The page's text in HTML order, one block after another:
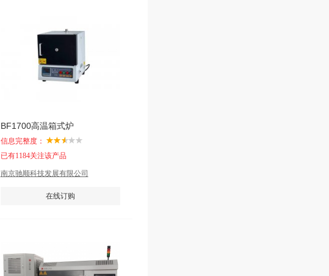
BF1700高温箱式炉
信息完整度：
已有1184关注该产品
南京驰顺科技发展有限公司
在线订购